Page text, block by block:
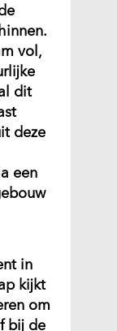
vol,
dit
deze
een
in
kijkt
om
bij de